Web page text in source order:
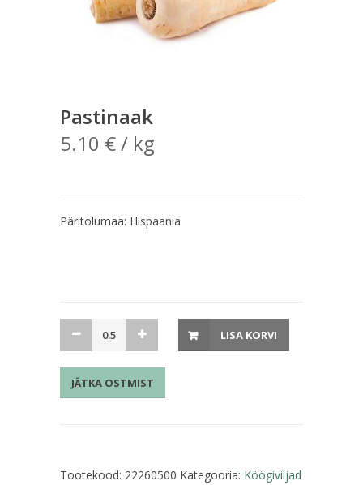
Pastinaak
5.10 €/ kg
Päritolumaa: Hispaania
LISA KORVI
JÄTKA OSTMIST
Tootekood: 22260500 Kategooria: Köögiviljad